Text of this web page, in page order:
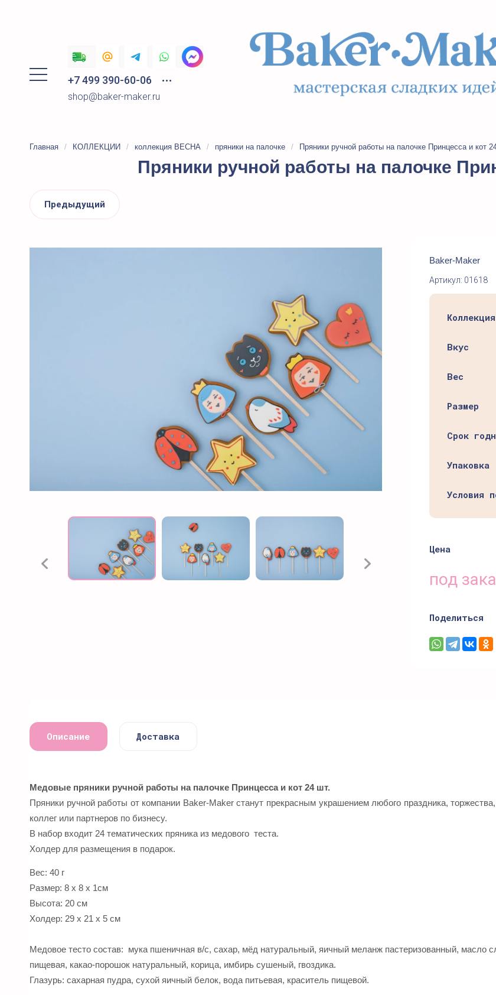
+7 499 390-60-06
shop@baker-maker.ru
Главная / КОЛЛЕКЦИИ / коллекция ВЕСНА / пряники на палочке / Пряники ручной работы на палочке Принцесса и кот
Пряники ручной работы на палочке
Предыдущий
Артикул: 01618
Baker-Maker
Цена
под
Коллекция
Вкус
Вес
Размер
Срок
Упаковка
Условия
Поделиться
Описание Доставка
Медовые пряники ручной работы на палочке Принцесса и кот 24 шт.
Пряники ручной работы от компании Baker-Maker станут прекрасным украшением любого праздника,
коллег или партнеров по бизнесу.
В набор входит 24 тематических пряника из медового теста.
Холдер для размещения в подарок.
Вес: 40 г
Размер: 8 х 8 х 1см
Высота: 20 см
Холдер: 29 х 21 х 5 см
Медовое тесто состав: мука пшеничная в/с, сахар, мёд натуральный, яичный меланж пастеризованный, масло
пищевая, какао-порошок натуральный, корица, имбирь сушеный, гвоздика.
Глазурь: сахарная пудра, сухой яичный белок, вода питьевая, краситель пищевой.